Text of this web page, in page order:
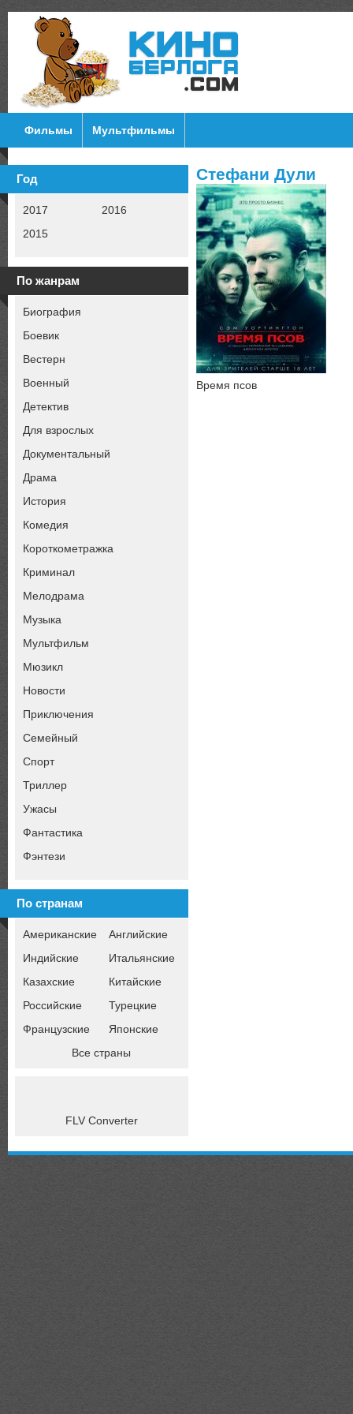
Фильмы Мультфильмы
Год
2017
2016
2015
По жанрам
Биография
Боевик
Вестерн
Военный
Детектив
Для взрослых
Документальный
Драма
История
Комедия
Короткометражка
Криминал
Мелодрама
Музыка
Мультфильм
Мюзикл
Новости
Приключения
Семейный
Спорт
Триллер
Ужасы
Фантастика
Фэнтези
По странам
Американские
Английские
Индийские
Итальянские
Казахские
Китайские
Российские
Турецкие
Французские
Японские
Все страны
FLV Converter
Стефани Дули
Время псов